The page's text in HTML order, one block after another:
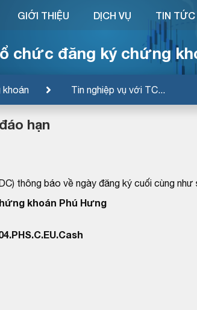
chức đăng ký chứng
khoán Tin nghiệp vụ với TC...
GIỚI THIỆU DỊCH VỤ TIN TỨC
hạn
thông báo về ngày đăng ký cuối cùng như
khoán Phú Hưng